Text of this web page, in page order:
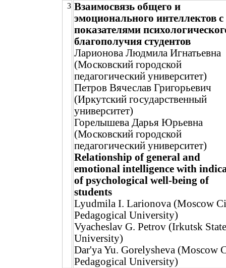
3 Взаимосвязь общего и
эмоционального интеллектов с
показателями
благополучия студентов
Ларионова Людмила Игнатьевна
(Московский городской
педагогический университет)
Петров Вячеслав Григорьевич
(Иркутский государственный
университет)
Горелышева Дарья Юрьевна
(Московский городской
педагогический университет)
Relationship of general and
emotional intelligence with
of psychological well-being of
students
Lyudmila I. Larionova (Moscow
Pedagogical University)
Vyacheslav G. Petrov (Irkutsk State
University)
Dar'ya Yu. Gorelysheva (Moscow
Pedagogical University)